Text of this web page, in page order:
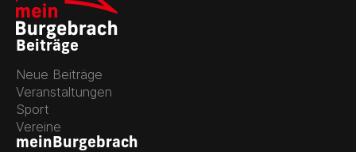
Beiträge
Neue Beiträge
Veranstaltungen
Sport
Vereine
meinBurgebrach